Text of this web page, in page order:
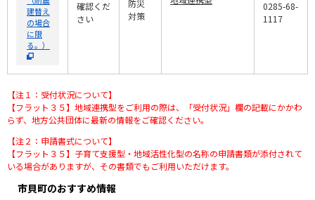
建替え
の場合
に限
る。）
確認くだ
さい
防災
対策
0285-68-
1117
【注１：受付状況について】
【フラット３５】地域連携型をご利用の際は、「受付状況」欄の記載にかかわ
らず、地方公共団体に最新の情報をご確認ください。
【注２：申請書式について】
【フラット３５】子育て支援型・地域活性化型の名称の申請書類が添付されて
いる場合がありますが、その書類でもご利用いただけます。
市貝町のおすすめ情報